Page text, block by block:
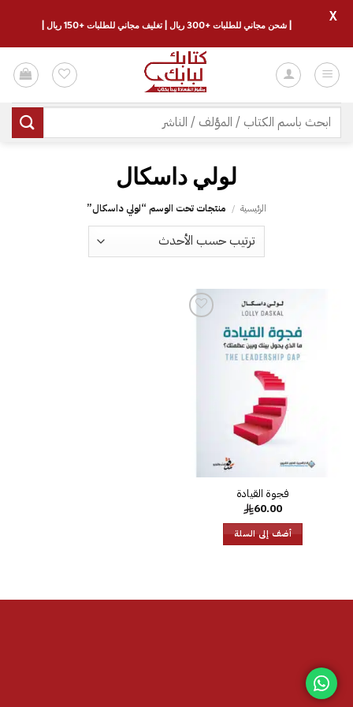
للمحتوى
البحث
عن:
لولي داسكال
الرئيسية / منتجات تحت الوسم “لولي داسكال”
فجوة القيادة
60.00
أضف إلى السلة
| شحن مجاني للطلبات +300 ريال | تغليف مجاني للطلبات +150 ريال |
X